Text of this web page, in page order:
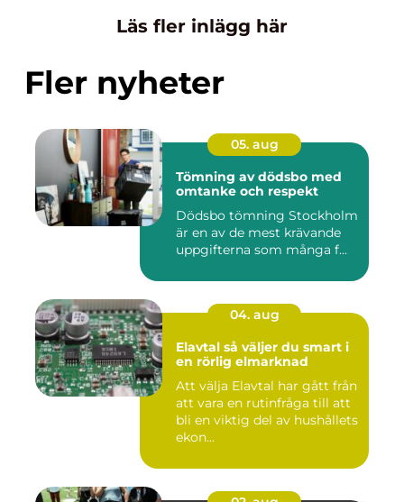
Läs fler inlägg här
Fler nyheter
05. aug
Tömning av dödsbo med
omtanke och respekt
Dödsbo tömning Stockholm
är en av de mest krävande
uppgifterna som många f...
04. aug
Elavtal så väljer du smart i
en rörlig elmarknad
Att välja Elavtal har gått från
att vara en rutinfråga till att
bli en viktig del av hushållets
ekon...